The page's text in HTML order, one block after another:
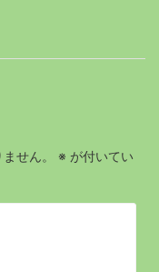
せん。 ※ が付いてい